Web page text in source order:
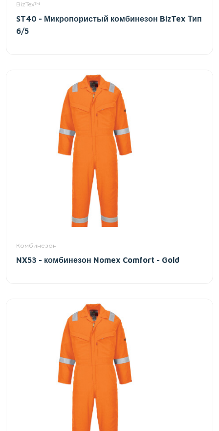
BizTex™
ST40 - Микропористый комбинезон BizTex Тип
6/5
Комбинезон
NX53 - комбинезон Nomex Comfort - Gold